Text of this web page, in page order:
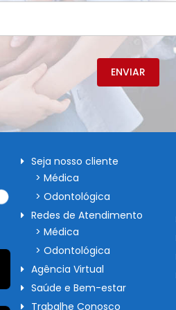
ENVIAR
Seja nosso cliente
> Médica
> Odontológica
Redes de Atendimento
> Médica
> Odontológica
Agência Virtual
Saúde e Bem-estar
Trabalhe Conosco